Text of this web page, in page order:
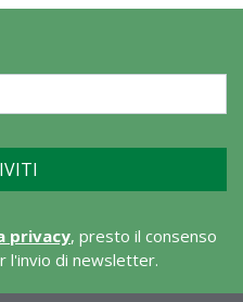
privacy, presto il consenso
l'invio di newsletter.